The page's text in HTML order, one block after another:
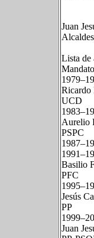
Juan
Lista de
UCD
PSPC
PFC
Jesús
PP
Juan